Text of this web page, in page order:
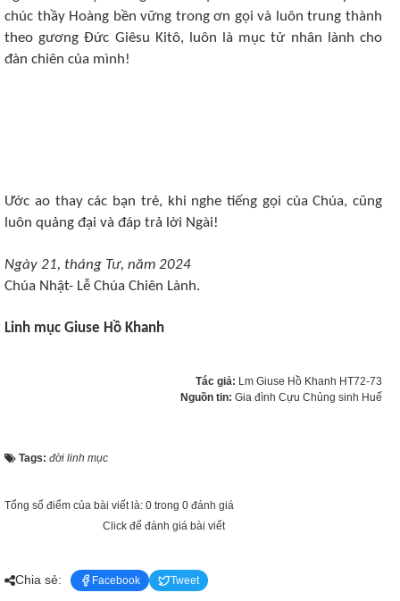
chúc thầy Hoàng bền vững trong ơn gọi và luôn trung thành
theo gương Đức Giêsu Kitô, luôn là mục tử nhân lành cho
đàn chiên của mình!
Ước ao thay các bạn trẻ, khi nghe tiếng gọi của Chúa, cũng
luôn quảng đại và đáp trả lời Ngài!
Ngày 21, tháng Tư, năm 2024
Chúa Nhật- Lễ Chúa Chiên Lành.
Linh mục Giuse Hồ Khanh
Tác giả: Lm Giuse Hồ Khanh HT72-73
Nguồn tin: Gia đình Cựu Chủng sinh Huế
Tags: đời linh mục
Tổng số điểm của bài viết là: 0 trong 0 đánh giá
Click để đánh giá bài viết
Chia sẻ: Facebook Tweet